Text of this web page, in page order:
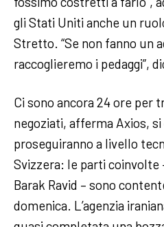
gli Stati Uniti anche un
Stretto. “Se non fanno un
raccoglieremo i pedaggi”,
Ci sono ancora 24 ore per
negoziati, afferma Axios,
proseguiranno a livello
Svizzera: le parti coinvolte
Barak Ravid – sono
domenica. L’agenzia